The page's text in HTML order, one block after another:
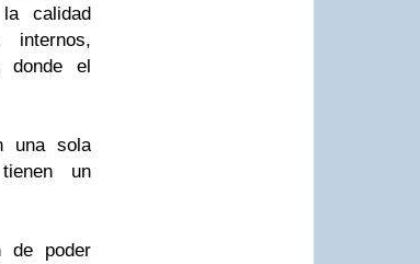
calidad
donde el
una sola
un
de poder